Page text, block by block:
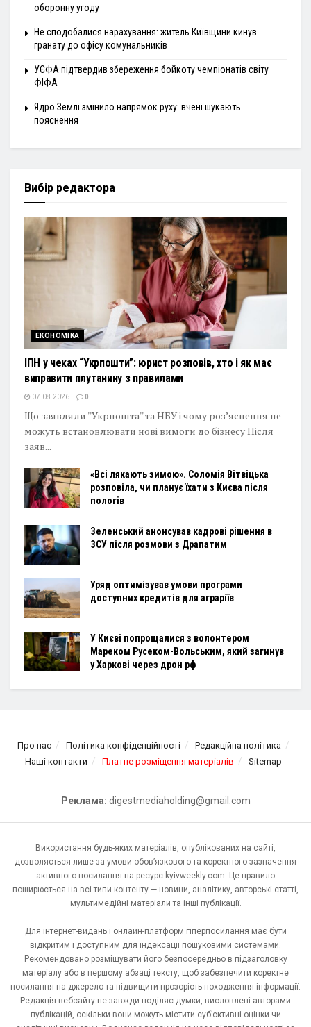
оборонну угоду
Не сподобалися нарахування: житель Київщини кинув
гранату до офісу комунальників
УЄФА підтвердив збереження бойкоту чемпіонатів світу
ФІФА
Ядро Землі змінило напрямок руху: вчені шукають
пояснення
Вибір редактора
ЕКОНОМІКА
ІПН у чеках “Укрпошти”: юрист розповів, хто і як має
виправити плутанину з правилами
07.08.2026 0
Що заявляли ''Укрпошта'' та НБУ і чому роз’яснення не
можуть встановлювати нові вимоги до бізнесу Після
заяв...
«Всі лякають зимою». Соломія Вітвіцька
розповіла, чи планує їхати з Києва після
пологів
Зеленський анонсував кадрові рішення в
ЗСУ після розмови з Драпатим
Уряд оптимізував умови програми
доступних кредитів для аграріїв
У Києві попрощалися з волонтером
Мареком Русеком-Вольським, який загинув
у Харкові через дрон рф
Про нас Політика конфіденційності
Редакційна політика
Наші контакти
Платне розміщення матеріалів Sitemap
Реклама: digestmediaholding@gmail.com
Використання будь-яких матеріалів, опублікованих на сайті,
дозволяється лише за умови обов’язкового та коректного зазначення
активного посилання на ресурс kyivweekly.com. Це правило
поширюється на всі типи контенту — новини, аналітику, авторські статті,
мультимедійні матеріали та інші публікації.
Для інтернет-видань і онлайн-платформ гіперпосилання має бути
відкритим і доступним для індексації пошуковими системами.
Рекомендовано розміщувати його безпосередньо в підзаголовку
матеріалу або в першому абзаці тексту, щоб забезпечити коректне
посилання на джерело та підвищити прозорість походження інформації.
Редакція вебсайту не завжди поділяє думки, висловлені авторами
публікацій, оскільки вони можуть містити суб’єктивні оцінки чи